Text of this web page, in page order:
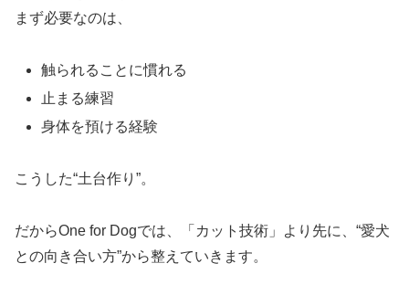
まず必要なのは、
触られることに慣れる
止まる練習
身体を預ける経験
こうした“土台作り”。
だからOne for Dogでは、「カット技術」より先に、“愛犬
との向き合い方”から整えていきます。